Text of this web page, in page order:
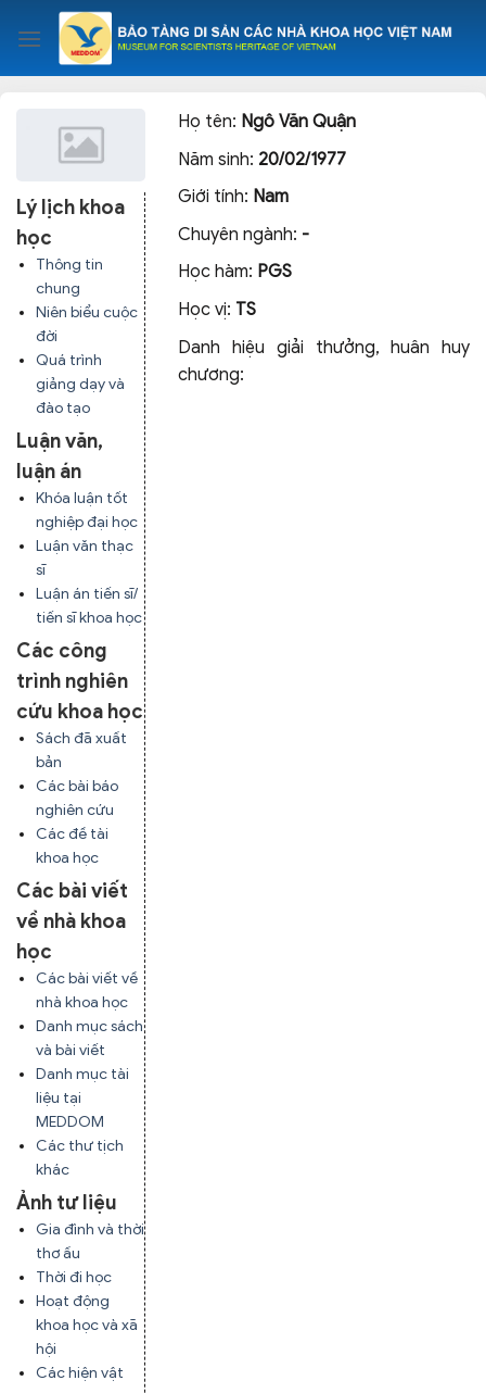
content
Lý lịch khoa
học
Thông tin
chung
Niên biểu cuộc
đời
Quá trình
giảng dạy và
đào tạo
Luận văn,
luận án
Khóa luận tốt
nghiệp đại học
Luận văn thạc
sĩ
Luận án tiến sĩ/
tiến sĩ khoa học
Các công
trình nghiên
cứu khoa học
Sách đã xuất
bản
Các bài báo
nghiên cứu
Các đề tài
khoa học
Các bài viết
về nhà khoa
học
Các bài viết về
nhà khoa học
Danh mục sách
và bài viết
Danh mục tài
liệu tại
MEDDOM
Các thư tịch
khác
Ảnh tư liệu
Gia đình và thời
thơ ấu
Thời đi học
Hoạt động
khoa học và xã
hội
Các hiện vật
Họ tên: Ngô Văn Quận
Năm sinh: 20/02/1977
Giới tính: Nam
Chuyên ngành: -
Học hàm: PGS
Học vị: TS
Danh hiệu giải thưởng, huân huy
chương: